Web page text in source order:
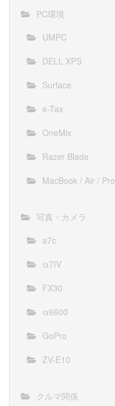
PC環境
UMPC
DELL XPS
Surface
e-Tax
OneMix
Razer Blade
MacBook / Air / Pro
写真・カメラ
a7c
α7IV
FX30
α6600
GoPro
ZV-E10
クルマ関係